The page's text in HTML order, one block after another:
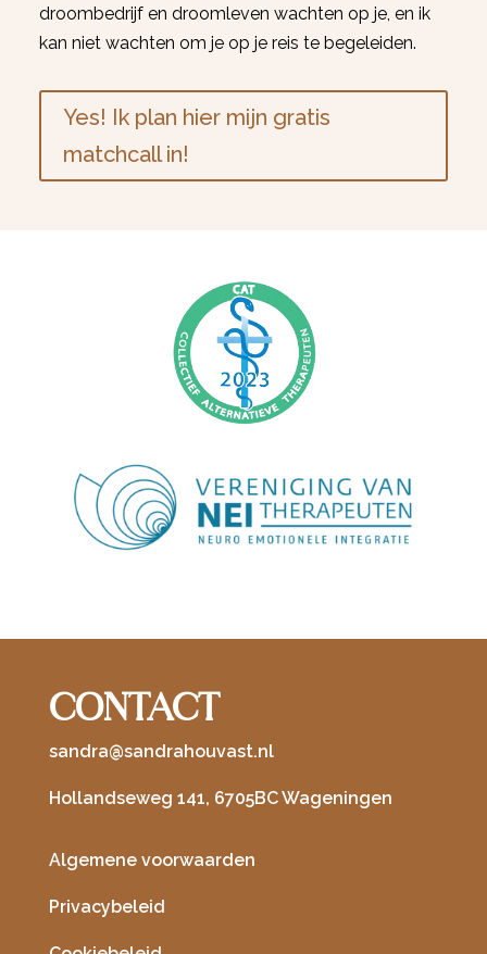
droombedrijf en droomleven wachten op je, en ik
kan niet wachten om je op je reis te begeleiden.
Yes! Ik plan hier mijn gratis
matchcall in!
CONTACT
sandra@sandrahouvast.nl
Hollandseweg 141, 6705BC Wageningen
Algemene voorwaarden
Privacybeleid